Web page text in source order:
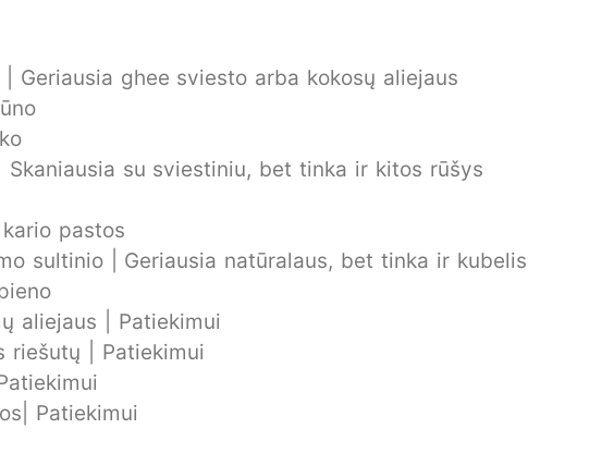
Geriausia ghee sviesto arba kokosų aliejaus
su sviestiniu, bet tinka ir kitos rūšys
pastos
sultinio | Geriausia natūralaus, bet tinka ir kubelis
aliejaus | Patiekimui
riešutų | Patiekimui
Patiekimui